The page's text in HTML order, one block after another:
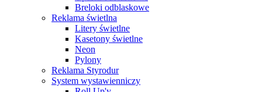
Breloki odblaskowe
Reklama świetlna
Litery świetlne
Kasetony świetlne
Neon
Pylony
Reklama Styrodur
System wystawienniczy